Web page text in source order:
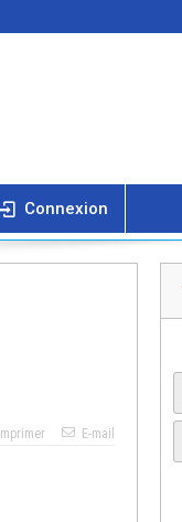
Connexion
Imprimer E-mail